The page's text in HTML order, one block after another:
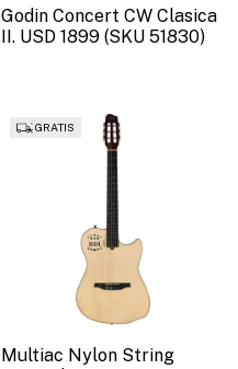
Godin Concert CW Clasica
II. USD 1899 (SKU 51830)
GRATIS
Multiac Nylon String